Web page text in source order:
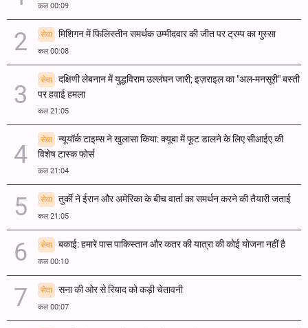
कल 00:09
सेवा मिशिगन में फिलिस्तीन समर्थक उम्मीदवार की जीत पर ट्रम्प का गुस्सा
कल 00:08
सेवा
दक्षिणी लेबनान में युद्धविराम उल्लंघन जारी; इज़राइल का "अल-मनसूरी" बस्ती
पर हवाई हमला
कल 21:05
सेवा
न्यूयॉर्क टाइम्स ने खुलासा किया: क्यूबा में फूट डालने के लिए सीआईए की
विशेष टास्क फोर्स
कल 21:04
सेवा तुर्की ने ईरान और अमेरिका के बीच वार्ता का समर्थन करने की तैयारी जताई
कल 21:05
सेवा बकाई: हमारे पास पाकिस्तान और कतर की यात्रा की कोई योजना नहीं है
कल 00:10
सेवा सना की ओर से रियाद को कड़ी चेतावनी
कल 00:07